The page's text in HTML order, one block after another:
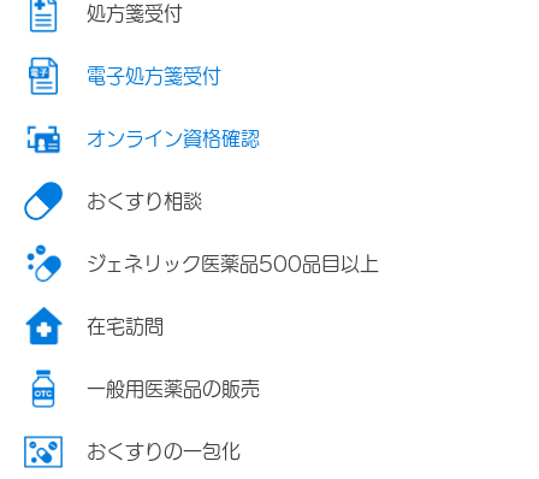
処方箋受付
電子処方箋受付
オンライン資格確認
おくすり相談
ジェネリック医薬品500品目以上
在宅訪問
一般用医薬品の販売
おくすりの一包化